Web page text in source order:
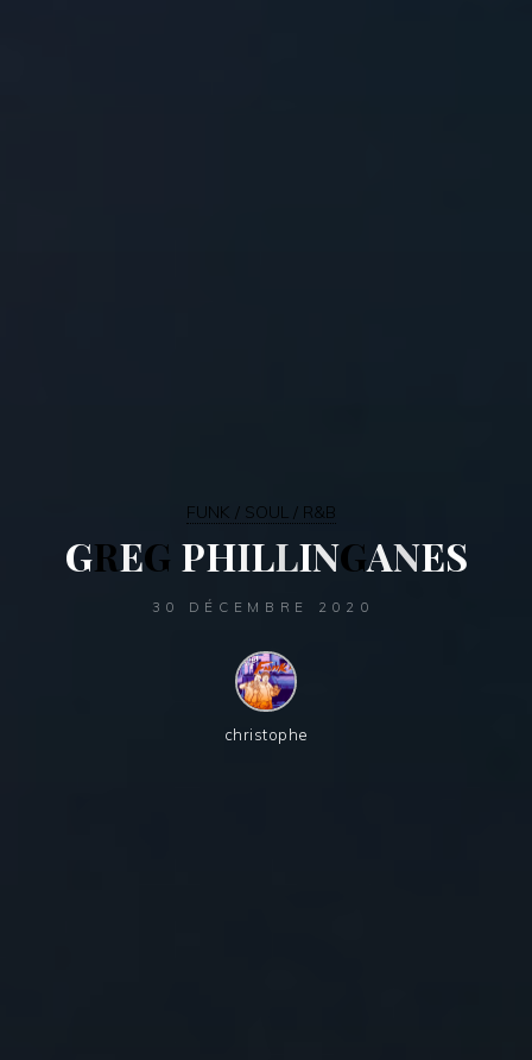
FUNK / SOUL / R&B
GREG PHILLINGANES
30 DÉCEMBRE 2020
christophe